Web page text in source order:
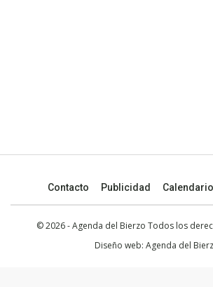
Contacto Publicidad
© 2026 - Agenda del Bierzo Todos los
Diseño web: Agenda del